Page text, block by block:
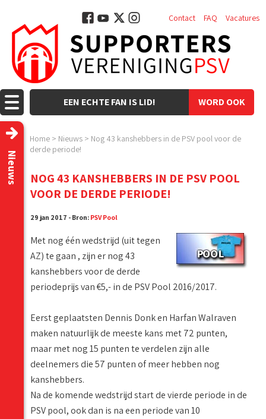
WORD OOK
EEN ECHTE FAN IS LID!
Contact FAQ Vacatures
Home > Nieuws > Nog 43 kanshebbers in de PSV pool voor de
derde periode!
Nieuws
NOG 43 KANSHEBBERS IN DE PSV POOL
VOOR DE DERDE PERIODE!
29 jan 2017 - Bron: PSV Pool
Met nog één wedstrijd (uit tegen
AZ) te gaan , zijn er nog 43
kanshebbers voor de derde
periodeprijs van €5,- in de PSV Pool 2016/2017.
Eerst geplaatsten Dennis Donk en Harfan Walraven
maken natuurlijk de meeste kans met 72 punten,
maar met nog 15 punten te verdelen zijn alle
deelnemers die 57 punten of meer hebben nog
kanshebbers.
Na de komende wedstrijd start de vierde periode in de
PSV pool, ook dan is na een periode van 10